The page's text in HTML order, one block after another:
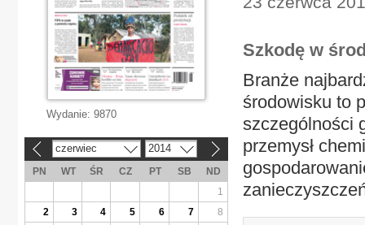
Szkodę w
Branże
środowisku to
szczególności
przemysł
Wydanie: 9870
czerwiec 2014
PN WT ŚR CZ PT SB
ND
1
2
3 4 5 6 7
8